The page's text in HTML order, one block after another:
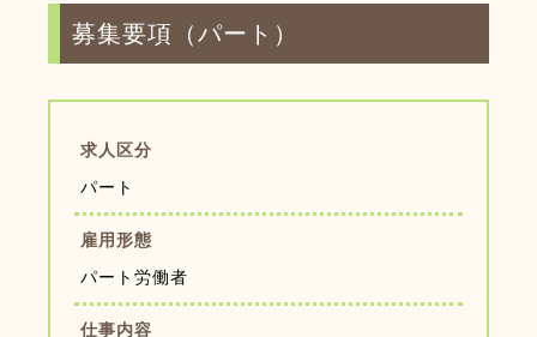
募集要項（パート）
求人区分
パート
雇用形態
パート労働者
仕事内容